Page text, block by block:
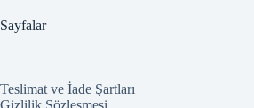
Sayfalar
Teslimat ve İade Şartları